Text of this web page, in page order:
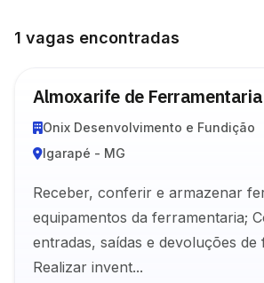
1 vagas encontradas
Almoxarife de Ferramentaria
Onix Desenvolvimento e Fundição
Igarapé - MG
Receber, conferir e armazenar
equipamentos da ferramentaria;
entradas, saídas e devoluções de
Realizar invent...